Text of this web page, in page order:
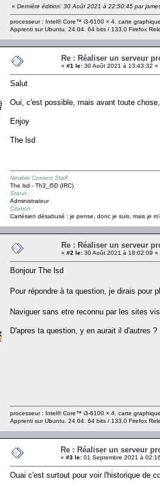
« Dernière édition: 30 Août 2021 à 22:50:45 par
processeur : Intel® Core™ i3-6100 × 4. carte
Apprenti sur Ubuntu. 24.04. 64 bits / 133.0 Firefox
Re : Réaliser un serveur
« #1 le: 30 Août 2021 à 13:43:32 »
Salut
Oui, c'est possible, mais avant toute
Enjoy
The lsd
Newbie Contest Staff :
The lsd - Th3_l5D (IRC)
Statut :
Administrateur
Citation :
Cartésien désabusé : je pense, donc je suis, mais je
Re : Réaliser un serveur
« #2 le: 30 Août 2021 à 18:02:09 »
Bonjour The lsd
Pour répondre à ta question, je dirais pour
Naviguer sans etre reconnu par les sites
D'apres ta question, y en aurait il d'autres ?
processeur : Intel® Core™ i3-6100 × 4. carte
Apprenti sur Ubuntu. 24.04. 64 bits / 133.0 Firefox
Re : Réaliser un serveur
« #3 le: 01 Septembre 2021 à
Ouai c'est surtout pour voir l'historique de